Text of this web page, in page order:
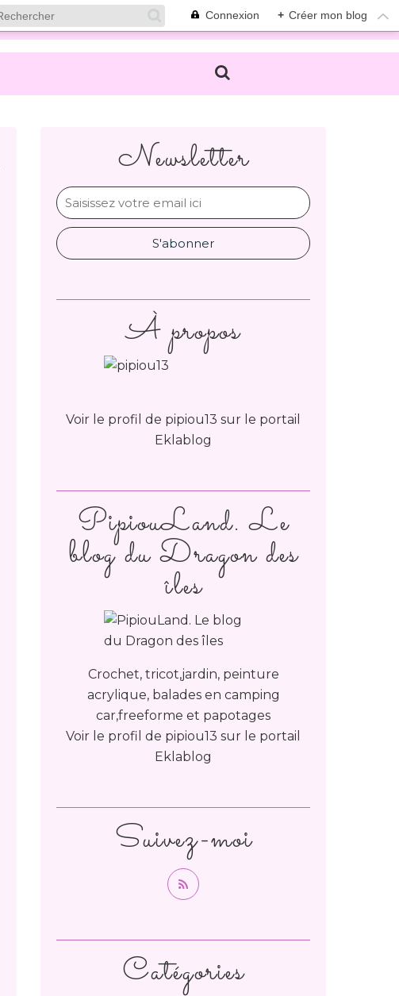
Connexion + Créer mon blog
Newsletter
Catégories
PipiouLand. Le
blog du Dragon des
îles
Crochet, tricot,jardin, peinture
acrylique, balades en camping
car,freeforme et papotages
Voir le profil de pipiou13 sur le portail
Eklablog
Suivez-moi
À propos
Voir le profil de pipiou13 sur le portail
Eklablog